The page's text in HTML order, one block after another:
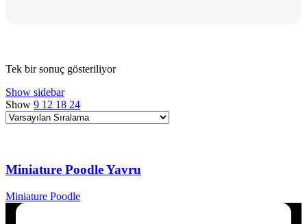
Tek bir sonuç gösteriliyor
Show sidebar
Show 9 12 18 24
Miniature Poodle Yavru
Miniature Poodle